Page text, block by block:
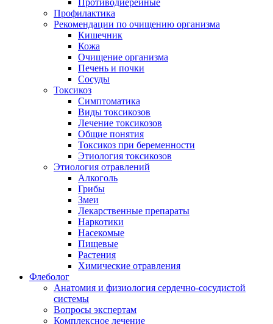
Противодиерейные
Профилактика
Рекомендации по очищению организма
Кишечник
Кожа
Очищение организма
Печень и почки
Сосуды
Токсикоз
Cимптоматика
Виды токсикозов
Лечение токсикозов
Общие понятия
Токсикоз при беременности
Этиология токсикозов
Этиология отравлений
Алкоголь
Грибы
Змеи
Лекарственные препараты
Наркотики
Насекомые
Пищевые
Растения
Химические отравления
Флеболог
Анатомия и физиология сердечно-сосудистой
системы
Вопросы экспертам
Комплексное лечение